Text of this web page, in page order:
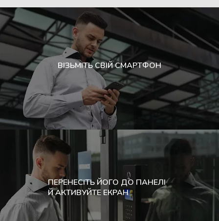
ВІЗЬМІТЬ СВІЙ СМАРТФОН
ПЕРЕНЕСІТЬ ЙОГО ДО ПАНЕЛІ
Й АКТИВУЙТЕ ЕКРАН